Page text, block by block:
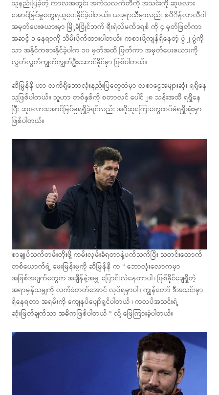
သူနည်းပြခဲ့တဲ့ ကာလအတွင်း အက်သလက်တီကို အသင်းကို ဆုဖလား
အောင်မြင်မှုတွေရယူပေးနိုင်ခဲ့ပါတယ်။ ယခုရာသီမှာလည်း စပိိန်လာလီဂါ
အမှတ်ပေးဇယားမှာ မြို့ခံပြိုင်ဘက် ရီးရဲလ်မက်ဒရစ် ကို ၄ မှတ်ဖြတ်ကာ
အဆင့် ၁ နေရာကို သိမ်းပိုက်ထားပါတယ်။ ကစားဖို့ကျန်ရှိနေတဲ့ ပွဲ ၂ ပွဲကို
သာ အနိုင်ကစားနိုင်ခဲ့ပါက ၁၀ မှတ်အထိ ဖြတ်ကာ အမှတ်ပေးဇယားကို
လွတ်လွတ်ကျွတ်ကျွတ်ဦးဆောင်နိုင်မှာ ဖြစ်ပါတယ်။
ဆီမြွန်နီ ဟာ လက်ရှိဘောလုံးနည်းပြတွေထဲမှာ လစာငွေအများဆုံး ရရှိနေ
သူဖြစ်ပါတယ်။ သူဟာ တစ်နှစ်ကို စတာလင် ပေါင် ၂၈ သန်းအထိ ရရှိနေ
ပြီး ဆုဖလားအောင်မြင်မှုရရှိခဲ့ရင်လည်း အပိုဆုကြေးတွေထပ်မံရရှိအုံးမှာ
ဖြစ်ပါတယ်။
စာချုပ်သက်တမ်းတိုးဖို့ ကမ်းလှမ်းခံရတာနဲ့ပက်သက်ပြီး သတင်းထောက်
တစ်ယောက်ရဲ့ မေးမြန်းမှုကို ဆီမြွန်နီ က “ ဘောလုံးလောကမှာ
အဖြစ်အပျက်တွေက အချိန်နဲ့အမျှ ပြောင်းလဲနေတာပါ ၊ ဖြစ်နိုင်ချေရှိတဲ့
အရာမှန်သမျှကို လက်ခံတတ်အောင် လုပ်ရမှာပါ ၊ ကျွန်တော် ဒီအသင်းမှာ
ရှိနေရတာ အရမ်းကို ကျေနပ်ပျော်ရွှင်ပါတယ် ၊ ကလပ်အသင်းရဲ့
ဆုံးဖြတ်ချက်သာ အဓိကဖြစ်ပါတယ် “ လို့ ဖြေကြားခဲ့ပါတယ်။